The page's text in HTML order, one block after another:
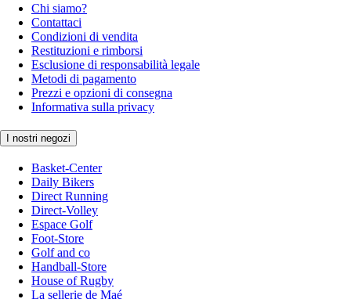
Chi siamo?
Contattaci
Condizioni di vendita
Restituzioni e rimborsi
Esclusione di responsabilità legale
Metodi di pagamento
Prezzi e opzioni di consegna
Informativa sulla privacy
I nostri negozi
Basket-Center
Daily Bikers
Direct Running
Direct-Volley
Espace Golf
Foot-Store
Golf and co
Handball-Store
House of Rugby
La sellerie de Maé